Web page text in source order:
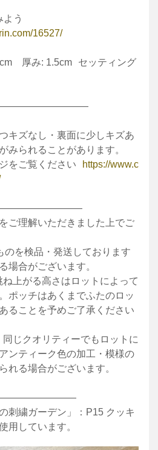
う
16527/
厚み: 1.5cm セッティング
キズなし・裏面に少しキズあ
みられることがあります。
をご覧ください
https://www.c
ご理解いただきました上でご
を検品・発送しております
場合がございます。
上がる高さはロットによって
ポッチはあくまでふたのロッ
ることを予めご了承ください
じクオリティーでもロットに
ンティーク色の加工・模様の
れる場合がございます。
刺繍ガーデン」：P15 クッキ
用しています。